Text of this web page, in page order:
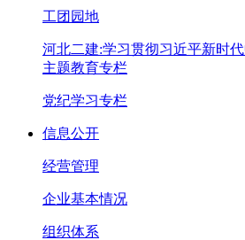
工团园地
河北二建:学习贯彻习近平新时
主题教育专栏
党纪学习专栏
信息公开
经营管理
企业基本情况
组织体系